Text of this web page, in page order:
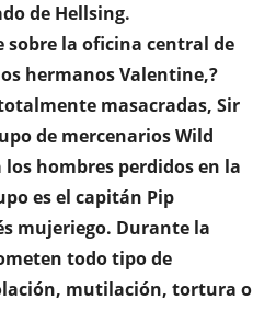
de Hellsing.
sobre la oficina central de
hermanos Valentine,?
masacradas, Sir
de mercenarios Wild
hombres perdidos en la
es el capitán Pip
mujeriego. Durante la
todo tipo de
mutilación, tortura o